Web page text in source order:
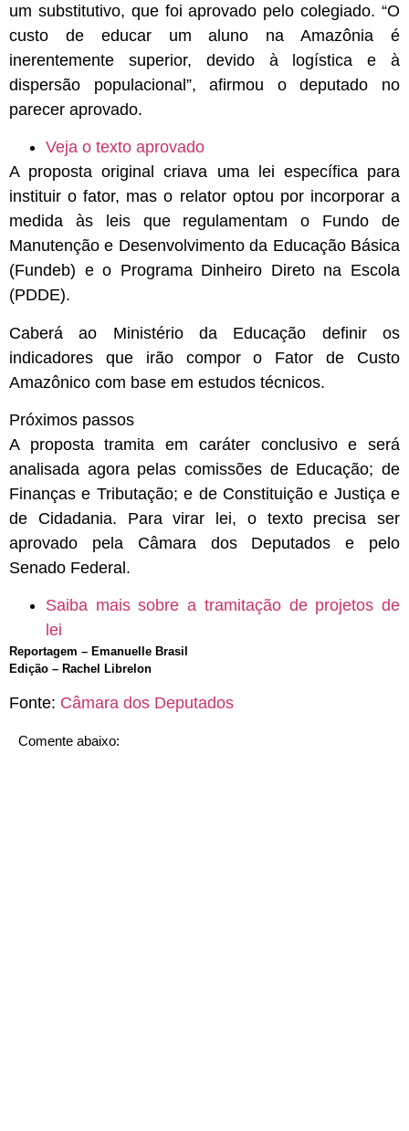
um substitutivo, que foi aprovado pelo colegiado. “O
custo de educar um aluno na Amazônia é
inerentemente superior, devido à logística e à
dispersão populacional”, afirmou o deputado no
parecer aprovado.
Veja o texto aprovado
A proposta original criava uma lei específica para
instituir o fator, mas o relator optou por incorporar a
medida às leis que regulamentam o Fundo de
Manutenção e Desenvolvimento da Educação Básica
(Fundeb) e o Programa Dinheiro Direto na Escola
(PDDE).
Caberá ao Ministério da Educação definir os
indicadores que irão compor o Fator de Custo
Amazônico com base em estudos técnicos.
Próximos passos
A proposta tramita em caráter conclusivoe será
analisada agora pelas comissões de Educação; de
Finanças e Tributação; e de Constituição e Justiça e
de Cidadania. Para virar lei, o texto precisa ser
aprovado pela Câmara dos Deputados e pelo
Senado Federal.
Saiba mais sobre a tramitação de projetos de
lei
Reportagem – Emanuelle Brasil
Edição – Rachel Librelon
Fonte: Câmara dos Deputados
Comente abaixo: